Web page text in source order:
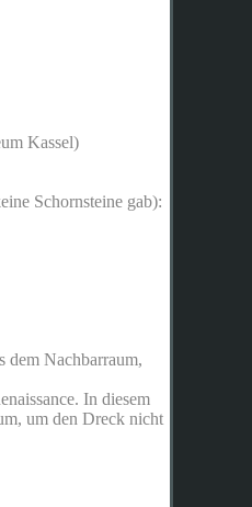
Kassel)
Schornsteine gab):
dem Nachbarraum,
In diesem
um den Dreck nicht